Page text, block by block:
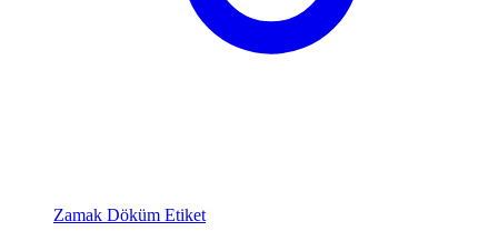
Zamak Döküm Etiket